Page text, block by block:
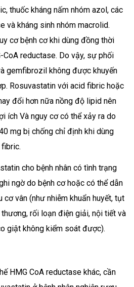
thuốc kháng nấm nhóm azol, các
và kháng sinh nhóm macrolid.
cơ bệnh cơ khi dùng đồng thời
reductase. Do vậy, sự phối
gemfibrozil không được khuyến
Rosuvastatin với acid fibric hoặc
đổi hơn nữa nồng độ lipid nên
ích Và nguy cơ có thể xảy ra do
mg bị chống chỉ định khi dùng
cho bệnh nhân có tình trạng
ngờ do bệnh cơ hoặc có thể dẫn
vân (như nhiễm khuẩn huyết, tụt
thương, rối loạn điện giải, nội tiết và
giật không kiểm soát được).
HMG CoA reductase khác, cần